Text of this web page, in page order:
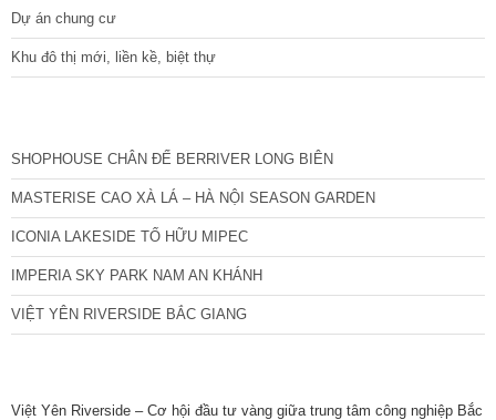
Dự án chung cư
Khu đô thị mới, liền kề, biệt thự
SHOPHOUSE CHÂN ĐẾ BERRIVER LONG BIÊN
MASTERISE CAO XÀ LÁ – HÀ NỘI SEASON GARDEN
ICONIA LAKESIDE TỐ HỮU MIPEC
IMPERIA SKY PARK NAM AN KHÁNH
VIỆT YÊN RIVERSIDE BẮC GIANG
Việt Yên Riverside – Cơ hội đầu tư vàng giữa trung tâm công nghiệp Bắc